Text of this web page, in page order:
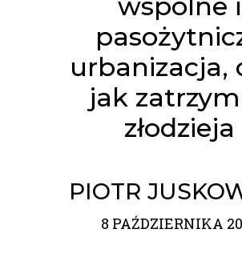
urbanizacja,
jak
złodzieja
PIOTR
8 PAŹDZIERNIKA